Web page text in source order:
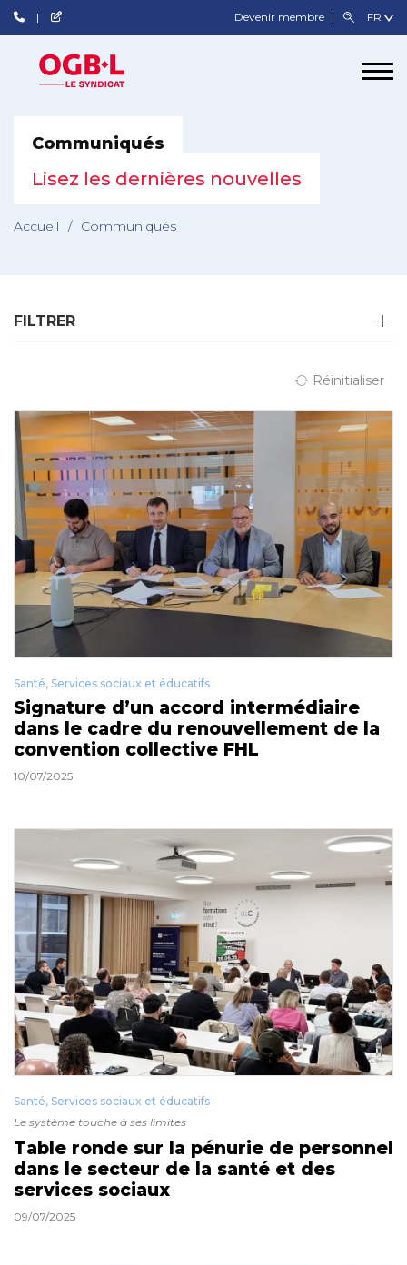
Devenir membre
Communiqués
Lisez les dernières nouvelles
Accueil / Communiqués
FILTRER
Réinitialiser
Santé, Services sociaux et éducatifs
Signature d’un accord intermédiaire
dans le cadre du renouvellement de la
convention collective FHL
10/07/2025
Santé, Services sociaux et éducatifs
Le système touche à ses limites
Table ronde sur la pénurie de personnel
dans le secteur de la santé et des
services sociaux
09/07/2025